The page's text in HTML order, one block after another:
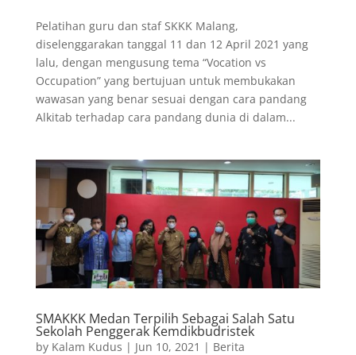
Pelatihan guru dan staf SKKK Malang,
diselenggarakan tanggal 11 dan 12 April 2021 yang
lalu, dengan mengusung tema “Vocation vs
Occupation” yang bertujuan untuk membukakan
wawasan yang benar sesuai dengan cara pandang
Alkitab terhadap cara pandang dunia di dalam...
SMAKKK Medan Terpilih Sebagai Salah Satu
Sekolah Penggerak Kemdikbudristek
by Kalam Kudus | Jun 10, 2021 | Berita